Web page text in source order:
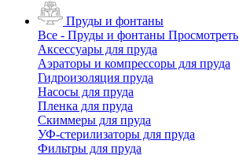
Пруды и фонтаны
Все - Пруды и фонтаны Просмотреть
Аксессуары для пруда
Аэраторы и компрессоры для пруда
Гидроизоляция пруда
Насосы для пруда
Пленка для пруда
Скиммеры для пруда
УФ-стерилизаторы для пруда
Фильтры для пруда